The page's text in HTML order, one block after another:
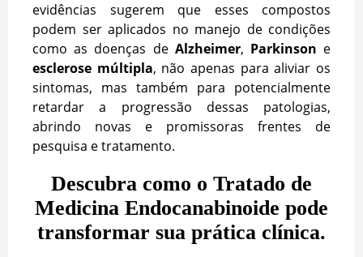
evidências sugerem que esses compostos
podem ser aplicados no manejo de condições
como as doenças de Alzheimer, Parkinson e
esclerose múltipla, não apenas para aliviar os
sintomas, mas também para potencialmente
retardar a progressão dessas patologias,
abrindo novas e promissoras frentes de
pesquisa e tratamento.
Descubra como o Tratado de
Medicina Endocanabinoide pode
transformar sua prática clínica.